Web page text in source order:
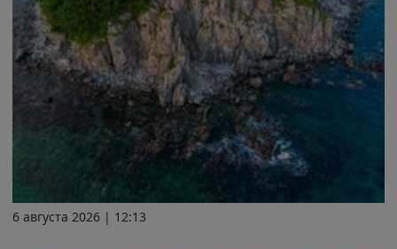
6 августа 2026 | 12:13